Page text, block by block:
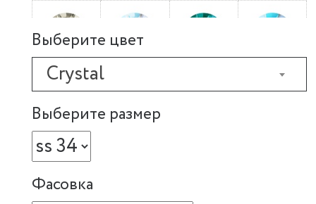
Выберите цвет
Crystal
Выберите размер
Фасовка